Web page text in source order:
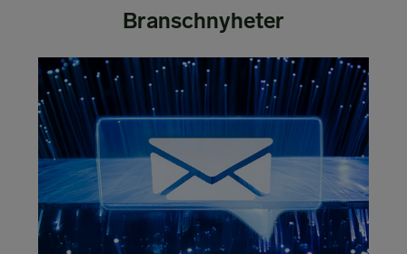
Branschnyheter